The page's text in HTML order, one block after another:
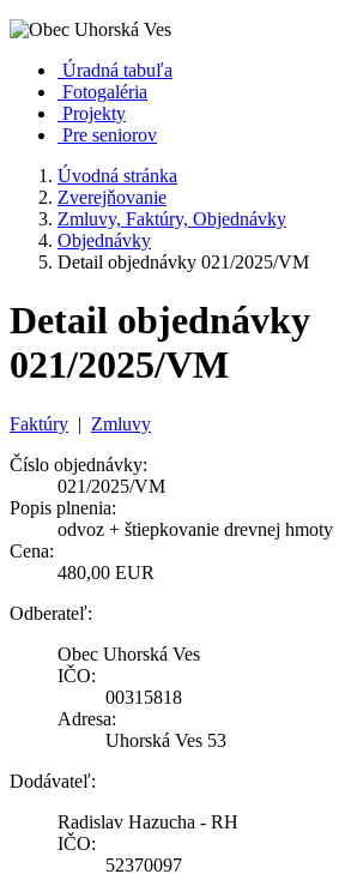
Úradná tabuľa
Fotogaléria
Projekty
Pre seniorov
Úvodná stránka
Zverejňovanie
Zmluvy, Faktúry, Objednávky
Objednávky
Detail objednávky 021/2025/VM
Detail objednávky
021/2025/VM
Faktúry | Zmluvy
Číslo objednávky:
021/2025/VM
Popis plnenia:
odvoz + štiepkovanie drevnej hmoty
Cena:
480,00 EUR
Odberateľ:
Obec Uhorská Ves
IČO:
00315818
Adresa:
Uhorská Ves 53
Dodávateľ:
Radislav Hazucha - RH
IČO:
52370097